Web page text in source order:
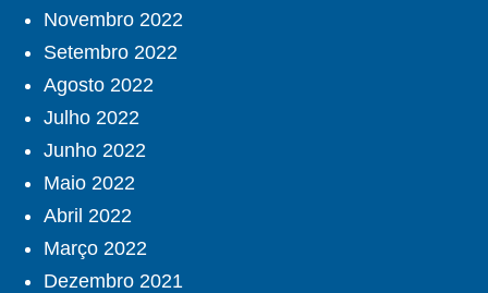
Novembro 2022
Setembro 2022
Agosto 2022
Julho 2022
Junho 2022
Maio 2022
Abril 2022
Março 2022
Dezembro 2021